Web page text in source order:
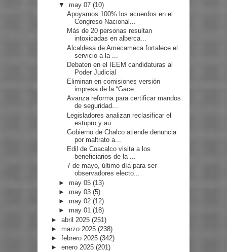
▼ may 07(10)
Apoyamos 100% los acuerdos en el
Congreso Nacional...
Más de 20 personas resultan
intoxicadas en alberca...
Alcaldesa de Amecameca fortalece el
servicio a la ...
Debaten en el IEEM candidaturas al
Poder Judicial
Eliminan en comisiones versión
impresa de la “Gace...
Avanza reforma para certificar mandos
de seguridad...
Legisladores analizan reclasificar el
estupro y au...
Gobierno de Chalco atiende denuncia
por maltrato a...
Edil de Coacalco visita a los
beneficiarios de la ...
7 de mayo, último día para ser
observadores electo...
► may 05(13)
► may 03(5)
► may 02(12)
► may 01(18)
► abril 2025 (251)
► marzo 2025 (238)
► febrero 2025 (342)
► enero 2025 (201)